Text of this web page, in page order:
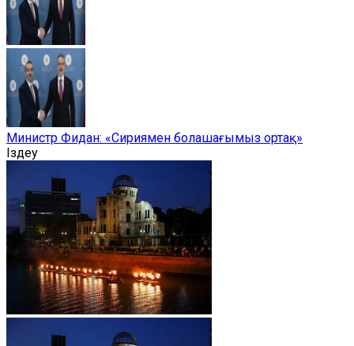
Министр Фидан: «Сириямен болашағымыз ортақ»
Іздеу